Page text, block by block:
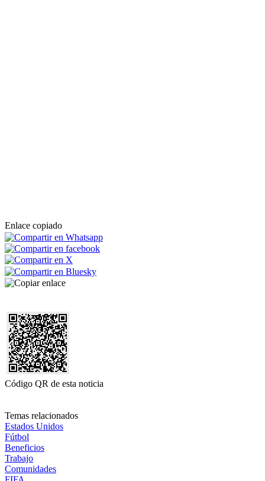
Enlace copiado
Código QR de esta noticia
Temas relacionados
Estados Unidos
Fútbol
Beneficios
Trabajo
Comunidades